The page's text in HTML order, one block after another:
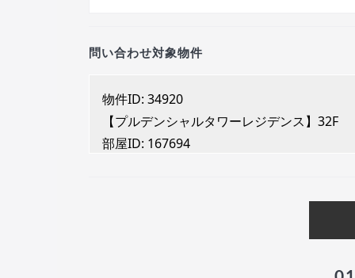
問い合わせ対象物件